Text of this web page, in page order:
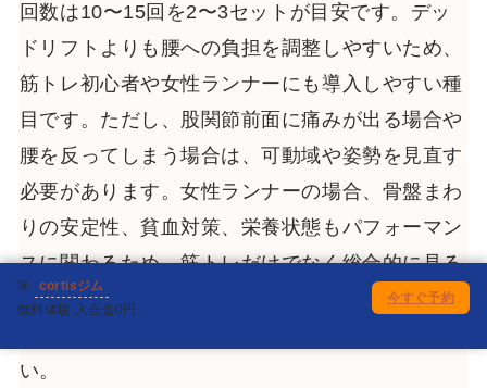
回数は10〜15回を2〜3セットが目安です。デッ
ドリフトよりも腰への負担を調整しやすいため、
筋トレ初心者や女性ランナーにも導入しやすい種
目です。ただし、股関節前面に痛みが出る場合や
腰を反ってしまう場合は、可動域や姿勢を見直す
必要があります。女性ランナーの場合、骨盤まわ
りの安定性、貧血対策、栄養状態もパフォーマン
スに関わるため、筋トレだけでなく総合的に見る
ことが大切です。関連して、
女性ランナーのトレ
い。
🎯
cortisジム
無料体験 入会金0円
今すぐ予約